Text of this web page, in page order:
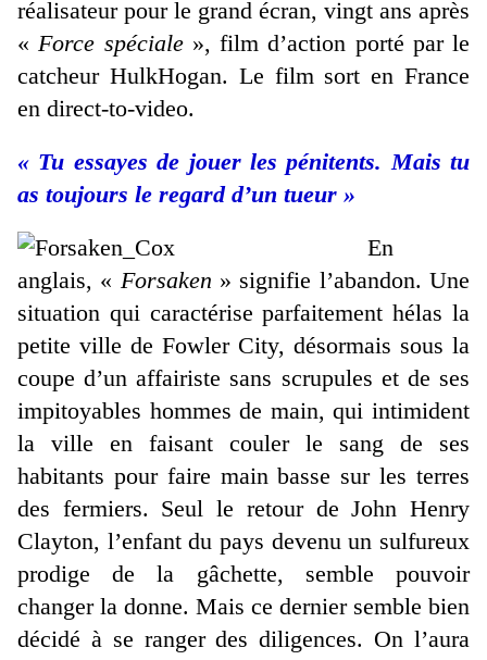
réalisateur pour le grand écran, vingt ans après
«Force spéciale», film d’action porté par le
catcheur HulkHogan. Le film sort en France
en direct-to-video.
« Tu essayes de jouer les pénitents. Mais tu
as toujours le regard d’un tueur »
En
anglais, « Forsaken » signifie l’abandon. Une
situation qui caractérise parfaitement hélas la
petite ville de Fowler City, désormais sous la
coupe d’un affairiste sans scrupules et de ses
impitoyables hommes de main, qui intimident
la ville en faisant couler le sang de ses
habitants pour faire main basse sur les terres
des fermiers. Seul le retour de John Henry
Clayton, l’enfant du pays devenu un sulfureux
prodige de la gâchette, semble pouvoir
changer la donne. Mais ce dernier semble bien
décidé à se ranger des diligences. On l’aura